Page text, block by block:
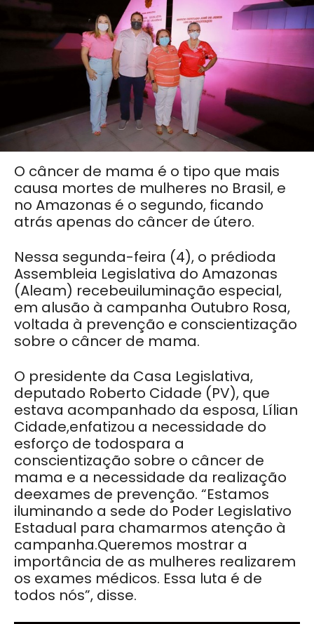
O câncer de mama é o tipo que mais
causa mortes de mulheres no Brasil, e
no Amazonas é o segundo, ficando
atrás apenas do câncer de útero.
Nessa segunda-feira (4), o prédioda
Assembleia Legislativa do Amazonas
(Aleam) recebeuiluminação especial,
em alusão à campanha Outubro Rosa,
voltada à prevenção e conscientização
sobre o câncer de mama.
O presidente da Casa Legislativa,
deputado Roberto Cidade (PV), que
estava acompanhado da esposa, Lílian
Cidade,enfatizou a necessidade do
esforço de todospara a
conscientização sobre o câncer de
mama e a necessidade da realização
deexames de prevenção. “Estamos
iluminando a sede do Poder Legislativo
Estadual para chamarmos atenção à
campanha.Queremos mostrar a
importância de as mulheres realizarem
os exames médicos. Essa luta é de
todos nós”, disse.